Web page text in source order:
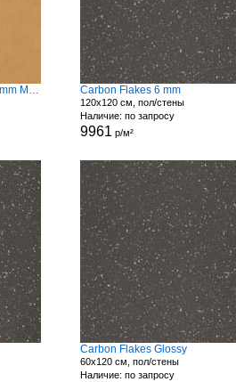
771635 Savannah Ground 6 mm Matte Carbon Flakes 6 mm
120x120 см, пол/стены
Наличие: по запросу
9961 р/м²
Carbon Flakes Glossy
60x120 см, пол/стены
Наличие: по запросу